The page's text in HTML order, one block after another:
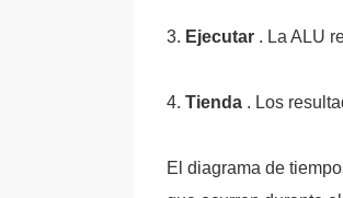
3. Ejecutar . La ALU
4. Tienda . Los
El diagrama de